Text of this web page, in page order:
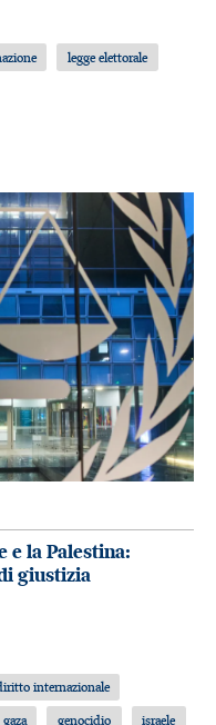
legge elettorale
e la Palestina:
giustizia
internazionale
gaza genocidio
israele